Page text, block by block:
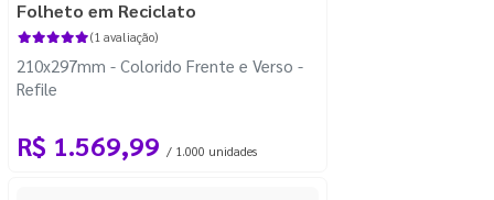
Folheto em Reciclato
(1 avaliação)
210x297mm - Colorido Frente e Verso -
Refile
R$ 1.569,99 / 1.000 unidades